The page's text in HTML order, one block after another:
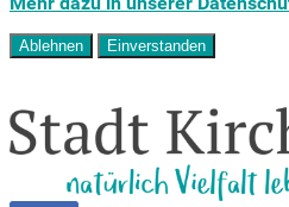
Ablehnen Einverstanden